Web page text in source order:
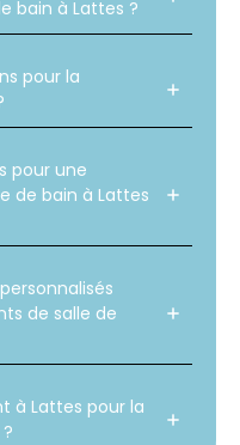
bain à Lattes ?
pour la
pour une
de bain à Lattes
de salle de
à Lattes pour la